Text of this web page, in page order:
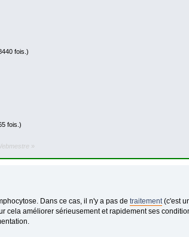
fois.)
fois.)
»
Dans ce cas, il n'y a pas de traitement(c'est
cela améliorer sérieusement et rapidement ses